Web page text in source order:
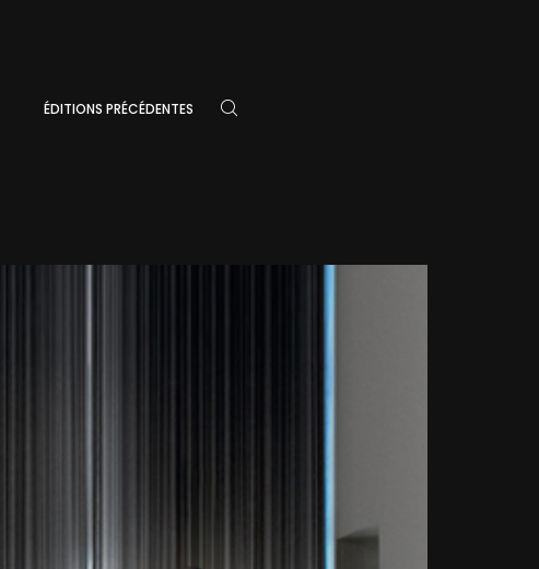
ÉDITIONS PRÉCÉDENTES